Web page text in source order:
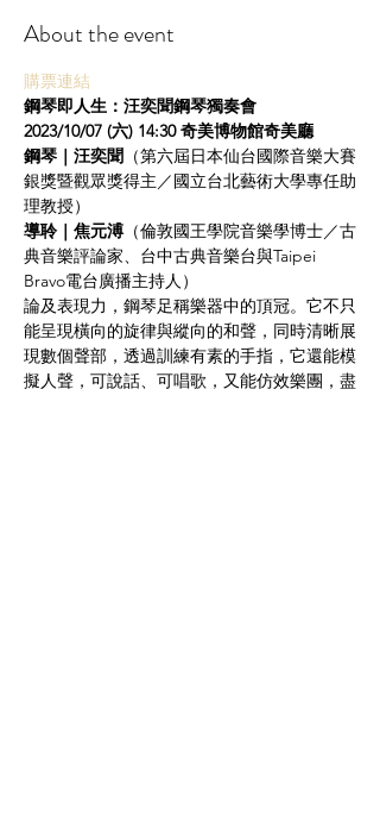
About the event
購票連結
鋼琴即人生：汪奕聞鋼琴獨奏會
2023/10/07 (六) 14:30 奇美博物館奇美廳
鋼琴｜汪奕聞 （第六屆日本仙台國際音樂大賽
銀獎暨觀眾獎得主／國立台北藝術大學專任助
理教授）
導聆｜焦元溥（倫敦國王學院音樂學博士／古
典音樂評論家、台中古典音樂台與Taipei
Bravo電台廣播主持人）
論及表現力，鋼琴足稱樂器中的頂冠。它不只
能呈現橫向的旋律與縱向的和聲，同時清晰展
現數個聲部，透過訓練有素的手指，它還能模
擬人聲，可說話、可唱歌，又能仿效樂團，盡